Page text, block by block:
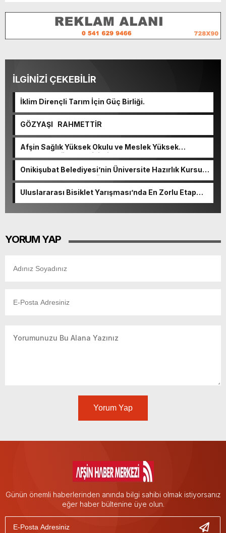
İLGİNİZİ ÇEKEBİLİR
İklim Dirençli Tarım İçin Güç Birliği.
GÖZYAŞI RAHMETTİR
Afşin Sağlık Yüksek Okulu ve Meslek Yüksek
Okulunda görev değişimi!
Onikişubat Belediyesi’nin Üniversite Hazırlık Kursu
başvurularında son gün 7 Ağustos.
Uluslararası Bisiklet Yarışması’nda En Zorlu Etap
YORUM YAP
Yorum Yap
Günün önemli haberlerinden anında bilgi sahibi olmak istiyorsanız
eğer haber bültenine üye olun.